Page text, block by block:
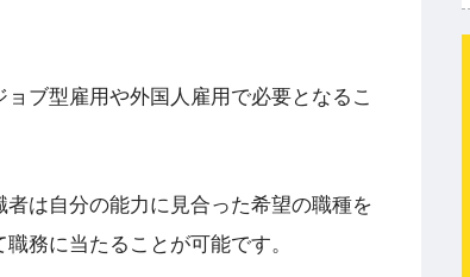
ブ型雇用や外国人雇用で必要となるこ
は自分の能力に見合った希望の職種を
務に当たることが可能です。